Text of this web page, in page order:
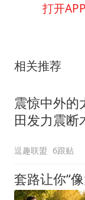
打开
相关推荐
震惊中外的
田发力震断
逗趣联盟 6跟贴
套路让你“